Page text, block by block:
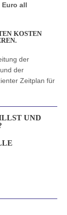
Euro all
KOSTEN
der
der
Zeitplan für
UND M